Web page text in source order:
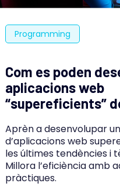
Programming
Com es poden
aplicacions web
“supereficients”
Aprèn a desenvolupar
d’aplicacions web
les últimes tendències i
Millora l’eficiència amb
pràctiques.